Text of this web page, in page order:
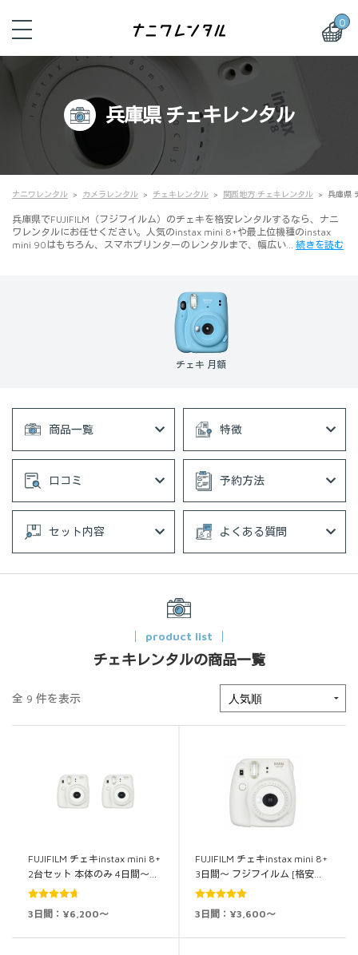
0
兵庫県 チェキレンタル
ナニワレンタル カメラレンタル チェキレンタル 関西地方 チェキレンタル 兵庫県
兵庫県でFUJIFILM（フジフイルム）のチェキを格安レンタルするなら、ナニ
ワレンタルにお任せください。人気のinstax mini 8+や最上位機種のinstax
mini 90はもちろん、スマホプリンターのレンタルまで、幅広い… 続きを読む
チェキ 月額
商品一覧 特徴
口コミ 予約方法
セット内容 よくある質問
product list
チェキレンタルの商品一覧
全 9 件を表示
FUJIFILM チェキinstax mini 8+
2台セット 本体のみ 4日間～…
5段階中
3日間：¥6,200～
FUJIFILM チェキinstax mini 8+
3日間～ フジフイルム [格安…
5段階中
3日間：¥3,600～